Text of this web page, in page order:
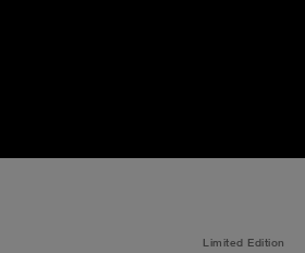
Limited Edition